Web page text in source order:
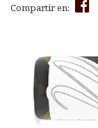
Compartir en: